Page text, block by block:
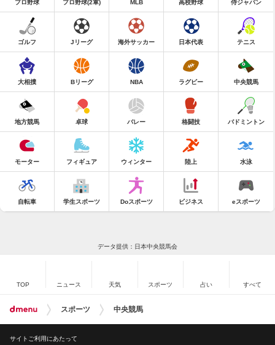
プロ野球 プロ野球(2軍) MLB 高校野球 侍ジャパン
ゴルフ Jリーグ 海外サッカー 日本代表 テニス
大相撲 Bリーグ NBA ラグビー 中央競馬
地方競馬 卓球 バレー 格闘技 バドミントン
モーター フィギュア ウィンター 陸上 水泳
自転車 学生スポーツ Doスポーツ ビジネス eスポーツ
データ提供：日本中央競馬会
TOP ニュース 天気 スポーツ 占い すべて
スポーツ 中央競馬
サイトご利用にあたって